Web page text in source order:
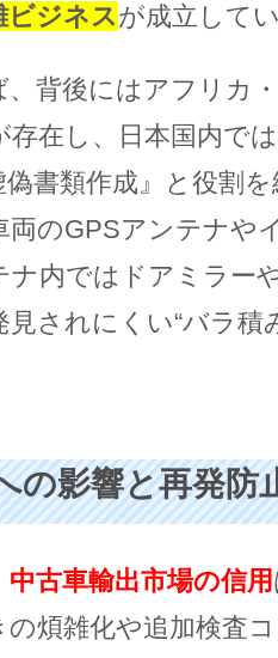
ビジネスが成立して
、背後にはアフリカ
在し、日本国内で
偽書類作成』と役割
両のGPSアンテナや
ナ内ではドアミラー
されにくい“バラ積
の影響と再発防
中古車輸出市場の信用
の煩雑化や追加検査